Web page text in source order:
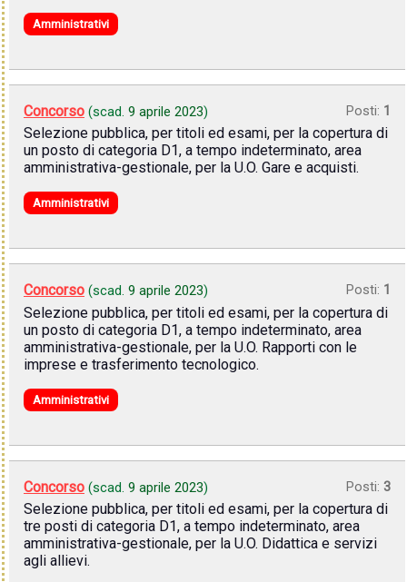
Amministrativi
Concorso (scad. 9 aprile 2023) Posti: 1
Selezione pubblica, per titoli ed esami, per la copertura di
un posto di categoria D1, a tempo indeterminato, area
amministrativa-gestionale, per la U.O. Gare e acquisti.
Amministrativi
Concorso (scad. 9 aprile 2023) Posti: 1
Selezione pubblica, per titoli ed esami, per la copertura di
un posto di categoria D1, a tempo indeterminato, area
amministrativa-gestionale, per la U.O. Rapporti con le
imprese e trasferimento tecnologico.
Amministrativi
Concorso (scad. 9 aprile 2023) Posti: 3
Selezione pubblica, per titoli ed esami, per la copertura di
tre posti di categoria D1, a tempo indeterminato, area
amministrativa-gestionale, per la U.O. Didattica e servizi
agli allievi.